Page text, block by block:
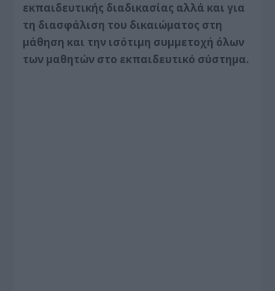
εκπαιδευτικής διαδικασίας αλλά και για
τη διασφάλιση του δικαιώματος στη
μάθηση και την ισότιμη συμμετοχή όλων
των μαθητών στο εκπαιδευτικό σύστημα.